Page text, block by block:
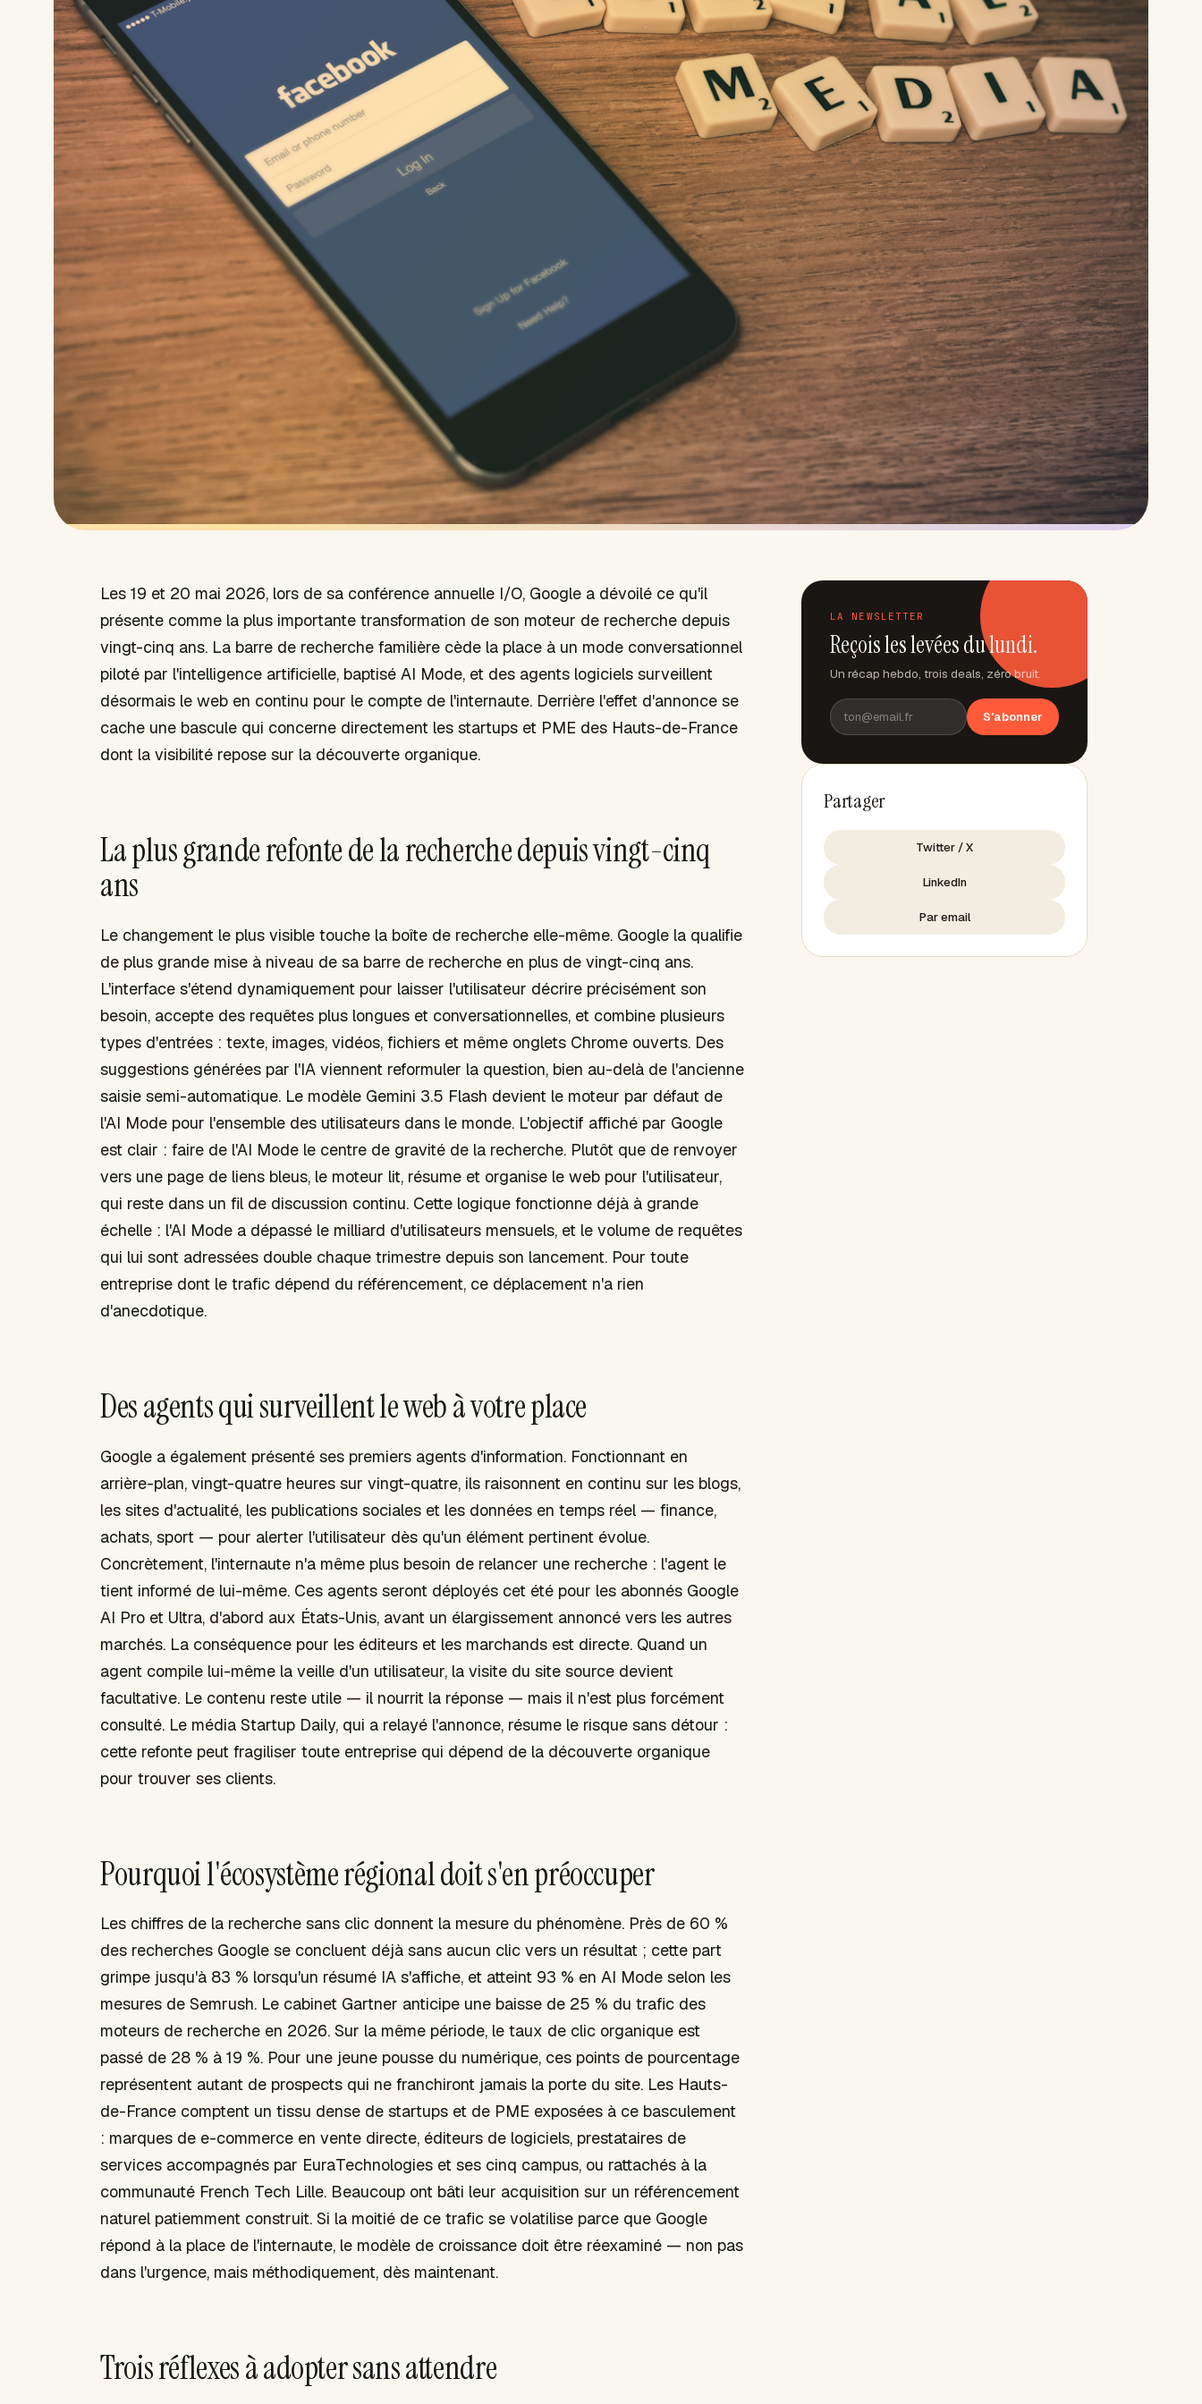
Les 19 et 20 mai 2026, lors de sa conférence annuelle I/O, Google a dévoilé ce qu'il
présente comme la plus importante transformation de son moteur de recherche depuis
vingt-cinq ans. La barre de recherche familière cède la place à un mode conversationnel
piloté par l'intelligence artificielle, baptisé AI Mode, et des agents logiciels surveillent
désormais le web en continu pour le compte de l'internaute. Derrière l'effet d'annonce se
cache une bascule qui concerne directement les startups et PME des Hauts-de-France
dont la visibilité repose sur la découverte organique.
La plus grande refonte de la recherche depuis vingt-cinq
ans
Le changement le plus visible touche la boîte de recherche elle-même. Google la qualifie
de plus grande mise à niveau de sa barre de recherche en plus de vingt-cinq ans.
L'interface s'étend dynamiquement pour laisser l'utilisateur décrire précisément son
besoin, accepte des requêtes plus longues et conversationnelles, et combine plusieurs
types d'entrées : texte, images, vidéos, fichiers et même onglets Chrome ouverts. Des
suggestions générées par l'IA viennent reformuler la question, bien au-delà de l'ancienne
saisie semi-automatique. Le modèle Gemini 3.5 Flash devient le moteur par défaut de
l'AI Mode pour l'ensemble des utilisateurs dans le monde. L'objectif affiché par Google
est clair : faire de l'AI Mode le centre de gravité de la recherche. Plutôt que de renvoyer
vers une page de liens bleus, le moteur lit, résume et organise le web pour l'utilisateur,
qui reste dans un fil de discussion continu. Cette logique fonctionne déjà à grande
échelle : l'AI Mode a dépassé le milliard d'utilisateurs mensuels, et le volume de requêtes
qui lui sont adressées double chaque trimestre depuis son lancement. Pour toute
entreprise dont le trafic dépend du référencement, ce déplacement n'a rien
d'anecdotique.
Des agents qui surveillent le web à votre place
Google a également présenté ses premiers agents d'information. Fonctionnant en
arrière-plan, vingt-quatre heures sur vingt-quatre, ils raisonnent en continu sur les blogs,
les sites d'actualité, les publications sociales et les données en temps réel — finance,
achats, sport — pour alerter l'utilisateur dès qu'un élément pertinent évolue.
Concrètement, l'internaute n'a même plus besoin de relancer une recherche : l'agent le
tient informé de lui-même. Ces agents seront déployés cet été pour les abonnés Google
AI Pro et Ultra, d'abord aux États-Unis, avant un élargissement annoncé vers les autres
marchés. La conséquence pour les éditeurs et les marchands est directe. Quand un
agent compile lui-même la veille d'un utilisateur, la visite du site source devient
facultative. Le contenu reste utile — il nourrit la réponse — mais il n'est plus forcément
consulté. Le média Startup Daily, qui a relayé l'annonce, résume le risque sans détour :
cette refonte peut fragiliser toute entreprise qui dépend de la découverte organique
pour trouver ses clients.
Pourquoi l'écosystème régional doit s'en préoccuper
Les chiffres de la recherche sans clic donnent la mesure du phénomène. Près de 60 %
des recherches Google se concluent déjà sans aucun clic vers un résultat ; cette part
grimpe jusqu'à 83 % lorsqu'un résumé IA s'affiche, et atteint 93 % en AI Mode selon les
mesures de Semrush. Le cabinet Gartner anticipe une baisse de 25 % du trafic des
moteurs de recherche en 2026. Sur la même période, le taux de clic organique est
passé de 28 % à 19 %. Pour une jeune pousse du numérique, ces points de pourcentage
représentent autant de prospects qui ne franchiront jamais la porte du site. Les Hauts-
de-France comptent un tissu dense de startups et de PME exposées à ce basculement
: marques de e-commerce en vente directe, éditeurs de logiciels, prestataires de
services accompagnés par EuraTechnologies et ses cinq campus, ou rattachés à la
communauté French Tech Lille. Beaucoup ont bâti leur acquisition sur un référencement
naturel patiemment construit. Si la moitié de ce trafic se volatilise parce que Google
répond à la place de l'internaute, le modèle de croissance doit être réexaminé — non pas
dans l'urgence, mais méthodiquement, dès maintenant.
Trois réflexes à adopter sans attendre
LA NEWSLETTER
Reçois les levées du lundi.
Un récap hebdo, trois deals, zéro bruit.
S'abonner
Partager
Twitter / X
LinkedIn
Par email